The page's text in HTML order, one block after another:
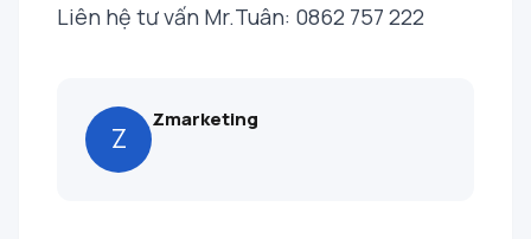
Liên hệ tư vấn Mr.Tuân: 0862 757 222
Z
Zmarketing